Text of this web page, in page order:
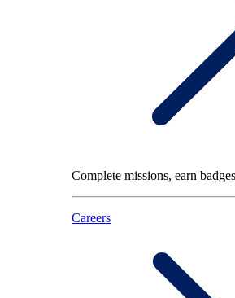
Complete missions, earn
Careers